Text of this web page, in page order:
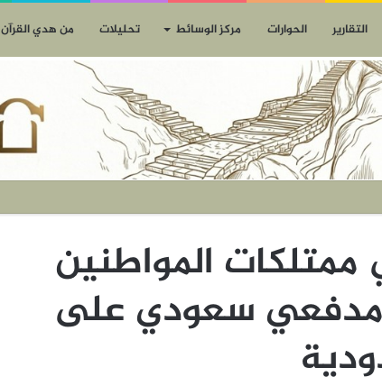
التقارير الحوارات مركز الوسائط تحليلات من هدي القرآن
المواطنين
سعودي على